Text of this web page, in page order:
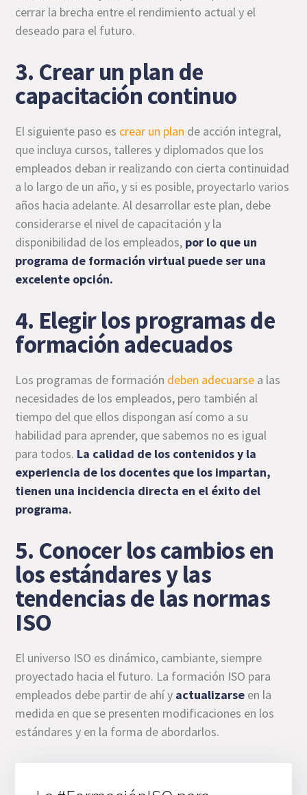
cerrar la brecha entre el rendimiento actual y el
deseado para el futuro.
3. Crear un plan de
capacitación continuo
El siguiente paso es crear un plan de acción integral,
que incluya cursos, talleres y diplomados que los
empleados deban ir realizando con cierta continuidad
a lo largo de un año, y si es posible, proyectarlo varios
años hacia adelante. Al desarrollar este plan, debe
considerarse el nivel de capacitación y la
disponibilidad de los empleados, por lo que un
programa de formación virtual puede ser una
excelente opción.
4. Elegir los programas de
formación adecuados
Los programas de formación deben adecuarse a las
necesidades de los empleados, pero también al
tiempo del que ellos dispongan así como a su
habilidad para aprender, que sabemos no es igual
para todos. La calidad de los contenidos y la
experiencia de los docentes que los impartan,
tienen una incidencia directa en el éxito del
programa.
5. Conocer los cambios en
los estándares y las
tendencias de las normas
ISO
El universo ISO es dinámico, cambiante, siempre
proyectado hacia el futuro. La formación ISO para
empleados debe partir de ahí y actualizarse en la
medida en que se presenten modificaciones en los
estándares y en la forma de abordarlos.